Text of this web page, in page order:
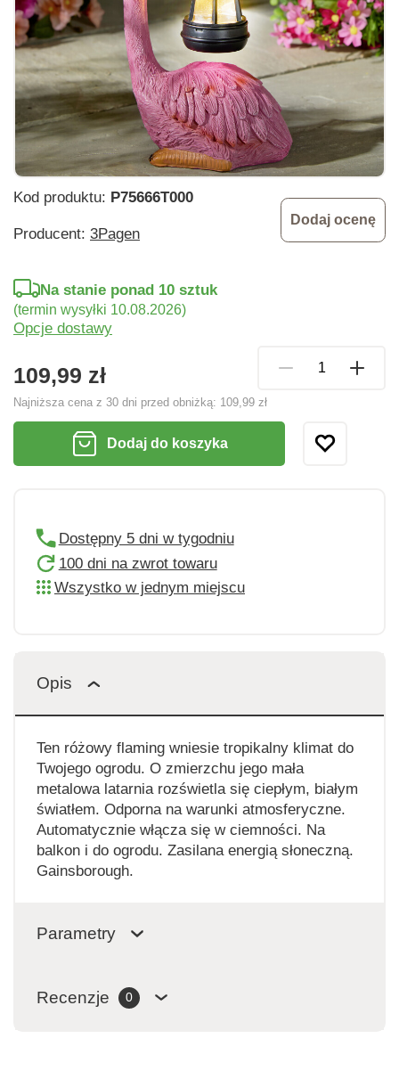
Kod produktu: P75666T000
Producent: 3Pagen
Dodaj ocenę
109,99 zł
Najniższa cena z 30 dni przed obniżką: 109,99 zł
Na stanie ponad 10 sztuk
(termin wysyłki 10.08.2026)
Opcje dostawy
Dodaj do koszyka
Dostępny 5 dni w tygodniu
100 dni na zwrot towaru
Wszystko w jednym miejscu
Opis
Ten różowy flaming wniesie tropikalny klimat do
Twojego ogrodu. O zmierzchu jego mała
metalowa latarnia rozświetla się ciepłym, białym
światłem. Odporna na warunki atmosferyczne.
Automatycznie włącza się w ciemności. Na
balkon i do ogrodu. Zasilana energią słoneczną.
Gainsborough.
Parametry
Recenzje 0